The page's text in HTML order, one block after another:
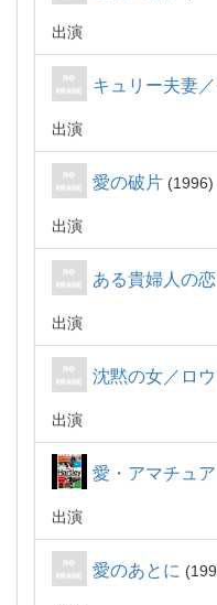
出演
キュリー夫妻
出演
愛の破片 1996
出演
ある貴婦人の恋
出演
沈黙の女／ロ
出演
愛・アマチュア
出演
愛のあとに